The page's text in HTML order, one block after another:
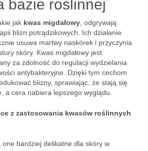
bazie roślinnej
jak kwas migdałowy , odgrywają
blizn potrądzikowych. Ich działanie
usuwa martwy naskórek i przyczynia
skóry. Kwas migdałowy jest
za zdolność do regulacji wydzielania
antybakteryjne. Dzięki tym cechom
blizny, sprawiając, że stają się
a cera nabiera lepszego wyglądu.
z zastosowania kwasów roślinnych
one bardziej delikatne dla skóry w